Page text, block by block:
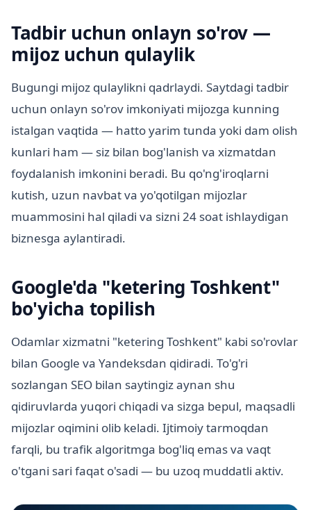
Tadbir uchun onlayn so'rov —
mijoz uchun qulaylik
Bugungi mijoz qulaylikni qadrlaydi. Saytdagi tadbir
uchun onlayn so'rov imkoniyati mijozga kunning
istalgan vaqtida — hatto yarim tunda yoki dam olish
kunlari ham — siz bilan bog'lanish va xizmatdan
foydalanish imkonini beradi. Bu qo'ng'iroqlarni
kutish, uzun navbat va yo'qotilgan mijozlar
muammosini hal qiladi va sizni 24 soat ishlaydigan
biznesga aylantiradi.
Google'da "ketering Toshkent"
bo'yicha topilish
Odamlar xizmatni "ketering Toshkent" kabi so'rovlar
bilan Google va Yandeksdan qidiradi. To'g'ri
sozlangan SEO bilan saytingiz aynan shu
qidiruvlarda yuqori chiqadi va sizga bepul, maqsadli
mijozlar oqimini olib keladi. Ijtimoiy tarmoqdan
farqli, bu trafik algoritmga bog'liq emas va vaqt
o'tgani sari faqat o'sadi — bu uzoq muddatli aktiv.